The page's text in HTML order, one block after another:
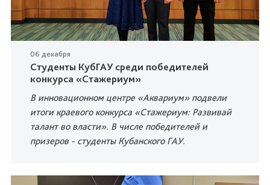
06 декабря
Студенты КубГАУ среди победителей
конкурса «Стажериум»
В инновационном центре «Аквариум» подвели
итоги краевого конкурса «Стажериум: Развивай
талант во власти». В числе победителей и
призеров - студенты Кубанского ГАУ.